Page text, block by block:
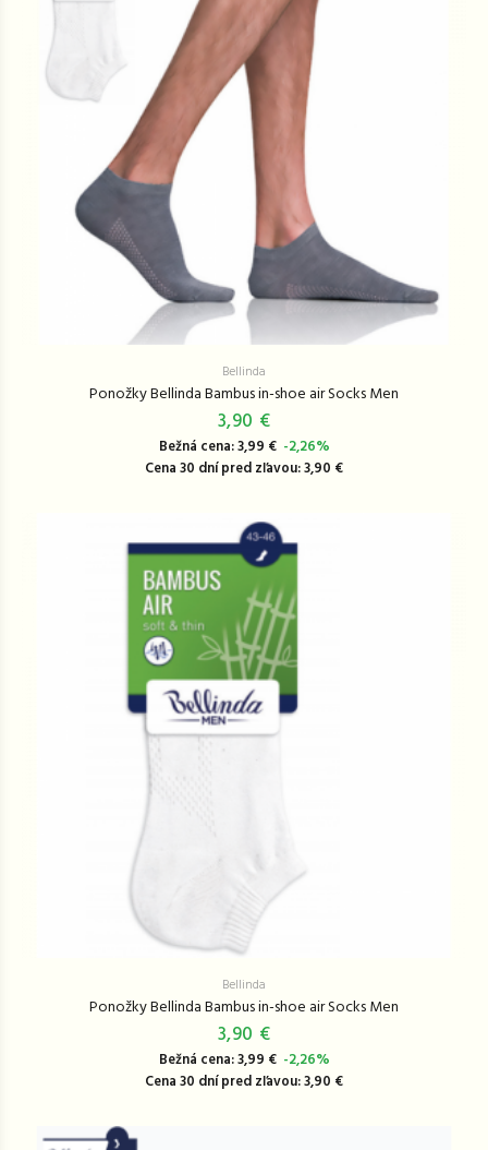
Bellinda
Ponožky Bellinda Bambus in-shoe air Socks Men
3,90 €
Bežná cena: 3,99 € -2,26%
Cena 30 dní pred zľavou: 3,90 €
Bellinda
Ponožky Bellinda Bambus in-shoe air Socks Men
3,90 €
Bežná cena: 3,99 € -2,26%
Cena 30 dní pred zľavou: 3,90 €